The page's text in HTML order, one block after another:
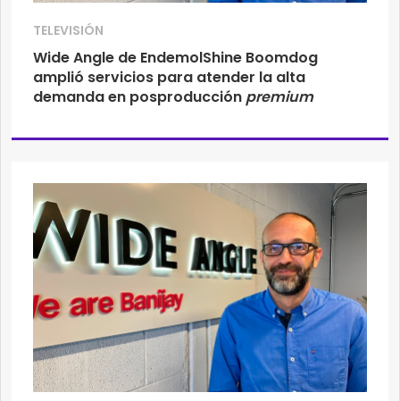
TELEVISIÓN
Wide Angle de EndemolShine Boomdog
amplió servicios para atender la alta
demanda en posproducción premium